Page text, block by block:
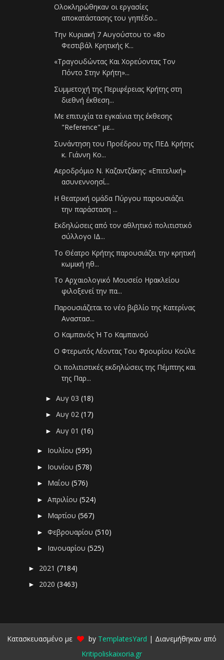
Ολοκληρώθηκαν οι εργασίες
αποκατάστασης του γηπέδο...
Την Κυριακή 7 Αυγούστου το «8ο
Φεστιβάλ Κρητικής Κ...
«Τραγουδώντας Και Χορεύοντας Τον
Πόντο Στην Κρήτη»...
Συμμετοχή της Περιφέρειας Κρήτης στη
διεθνή έκθεση...
Με επιτυχία τα εγκαίνια της έκθεσης
"Reference" με...
Συνάντηση του Προέδρου της ΠΕΔ Κρήτης
κ. Γιάννη Κο...
Αεροδρόμιο Ν. Καζαντζάκης: «Επιτελική»
ασυνεννοησί...
Η θεατρική ομάδα Πύργου παρουσιάζει
την παράσταση ...
Εκδηλώσεις από τον αθλητικό πολιτιστικό
σύλλογο ΙΔ...
Το Θέατρο Κρήτης παρουσιάζει την κρητική
κωμική ηθ...
Το Αρχαιολογικό Μουσείο Ηρακλείου
φιλοξενεί την πα...
Παρουσιάζεται το νέο βιβλίο της Κατερίνας
Αναστασ...
Ο Καμπανός Ή Το Καμπανού
Ο Φτερωτός Λέοντας Του Φρουρίου Κούλε
Οι πολιτιστικές εκδηλώσεις της Πέμπτης και
της Παρ...
►Αυγ 03(18)
►Αυγ 02(17)
►Αυγ 01(16)
► Ιουλίου(595)
► Ιουνίου(578)
► Μαΐου(576)
►Απριλίου(524)
► Μαρτίου(567)
►Φεβρουαρίου(510)
► Ιανουαρίου(525)
► 2021(7184)
► 2020(3463)
Κατασκευασμένο με by TemplatesYard | Διανεμήθηκαν από
Kritipoliskaixoria.gr